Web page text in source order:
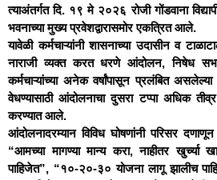
त्याअंतर्गत दि. १९ मे २०२६ रोजी गोंडवाना
भवनाच्या मुख्य प्रवेशद्वारासमोर एकत्रित आले.
यावेळी कर्मचाऱ्यांनी शासनाच्या उदासीन व
नाराजी व्यक्त करत धरणे आंदोलन, निषेध
कर्मचाऱ्यांच्या अनेक वर्षांपासून प्रलंबित
वेधण्यासाठी आंदोलनाचा दुसरा टप्पा अधिक
करण्यात आले.
आंदोलनादरम्यान विविध घोषणांनी परिसर
“आमच्या मागण्या मान्य करा, नाहीतर खुर्च्या
पाहिजेत”, “१०-२०-३० योजना लागू झालीच